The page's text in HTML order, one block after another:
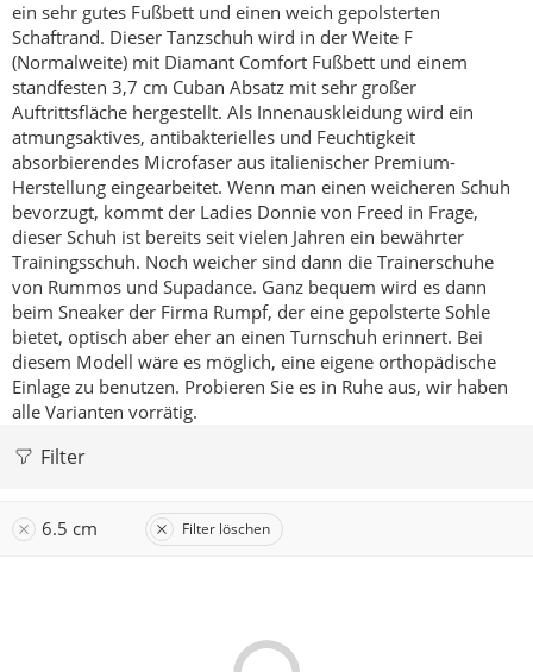
ein sehr gutes Fußbett und einen weich gepolsterten
Schaftrand. Dieser Tanzschuh wird in der Weite F
(Normalweite) mit Diamant Comfort Fußbett und einem
standfesten 3,7 cm Cuban Absatz mit sehr großer
Auftrittsfläche hergestellt. Als Innenauskleidung wird ein
atmungsaktives, antibakterielles und Feuchtigkeit
absorbierendes Microfaser aus italienischer Premium-
Herstellung eingearbeitet. Wenn man einen weicheren Schuh
bevorzugt, kommt der Ladies Donnie von Freed in Frage,
dieser Schuh ist bereits seit vielen Jahren ein bewährter
Trainingsschuh. Noch weicher sind dann die Trainerschuhe
von Rummos und Supadance. Ganz bequem wird es dann
beim Sneaker der Firma Rumpf, der eine gepolsterte Sohle
bietet, optisch aber eher an einen Turnschuh erinnert. Bei
diesem Modell wäre es möglich, eine eigene orthopädische
Einlage zu benutzen. Probieren Sie es in Ruhe aus, wir haben
alle Varianten vorrätig.
Filter
6.5 cm Filter löschen